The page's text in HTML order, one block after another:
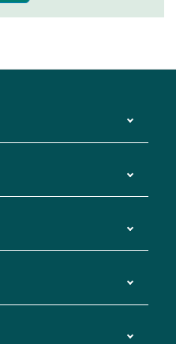
ーションシステム
・埼玉